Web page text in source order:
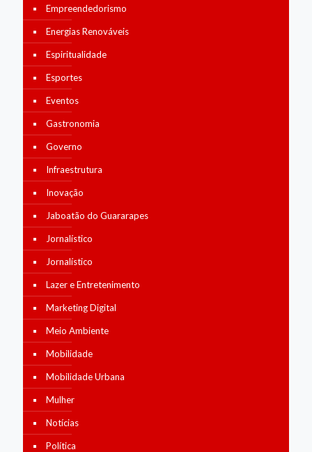
Empreendedorismo
Energias Renováveis
Espiritualidade
Esportes
Eventos
Gastronomia
Governo
Infraestrutura
Inovação
Jaboatão do Guararapes
Jornalístico
Jornalístico
Lazer e Entretenimento
Marketing Digital
Meio Ambiente
Mobilidade
Mobilidade Urbana
Mulher
Notícias
Política